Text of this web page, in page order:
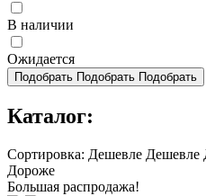
В наличии
Ожидается
Подобрать Подобрать Подобрать
Каталог:
Сортировка: Дешевле Дешевле
Дороже
Большая распродажа!